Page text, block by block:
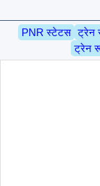
PNR स्टेटस ट्रेन
ट्रेन